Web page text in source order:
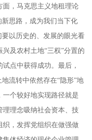
面，马克思主义地租理论
思路，成为我们当下化
以历史的、发展的眼光看
及农村土地“三权”分置的
点中获得成功。最后，
流转中依然存在“隐形”地
个较好地实现路径就是
理理念吸纳社会资本、技
织，发挥党组织在做强做